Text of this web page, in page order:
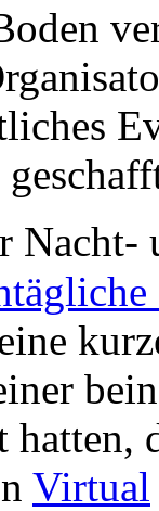
Nacht-
Virtual